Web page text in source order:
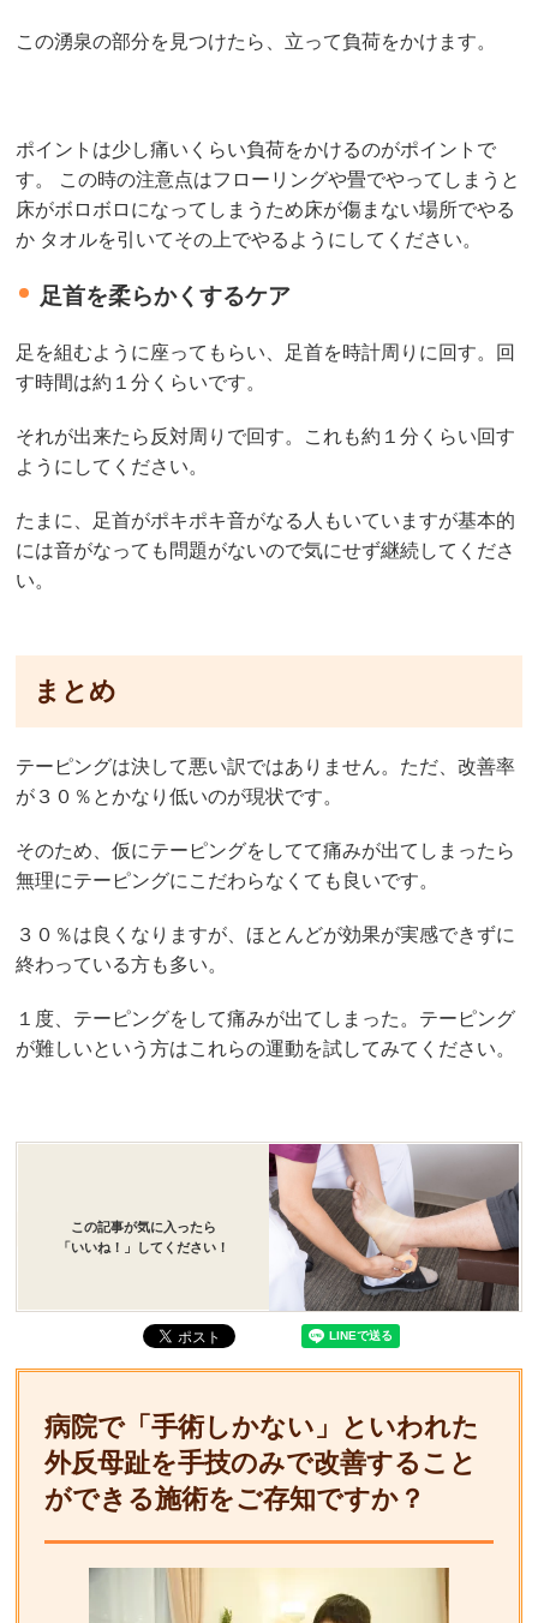
この湧泉の部分を見つけたら、立って負荷をかけます。
ポイントは少し痛いくらい負荷をかけるのがポイントで
す。 この時の注意点はフローリングや畳でやってしまうと
床がボロボロになってしまうため床が傷まない場所でやる
か タオルを引いてその上でやるようにしてください。
足首を柔らかくするケア
足を組むように座ってもらい、足首を時計周りに回す。回
す時間は約１分くらいです。
それが出来たら反対周りで回す。これも約１分くらい回す
ようにしてください。
たまに、足首がポキポキ音がなる人もいていますが基本的
には音がなっても問題がないので気にせず継続してくださ
い。
まとめ
テーピングは決して悪い訳ではありません。ただ、改善率
が３０％とかなり低いのが現状です。
そのため、仮にテーピングをしてて痛みが出てしまったら
無理にテーピングにこだわらなくても良いです。
３０％は良くなりますが、ほとんどが効果が実感できずに
終わっている方も多い。
１度、テーピングをして痛みが出てしまった。テーピング
が難しいという方はこれらの運動を試してみてください。
この記事が気に入ったら
「いいね！」してください！
病院で「手術しかない」といわれた
外反母趾を手技のみで改善すること
ができる施術をご存知ですか？